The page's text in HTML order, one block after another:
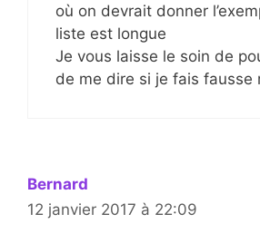
où on devrait donner
liste est longue
Je vous laisse le soin de
de me dire si je fais fausse
Bernard
12 janvier 2017 à 22:09